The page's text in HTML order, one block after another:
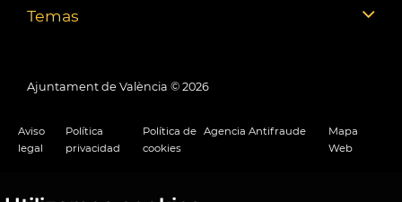
Temas
Ajuntament de València © 2026
Aviso
legal
Política
privacidad
Política de
cookies
Agencia Antifraude
Mapa
Web